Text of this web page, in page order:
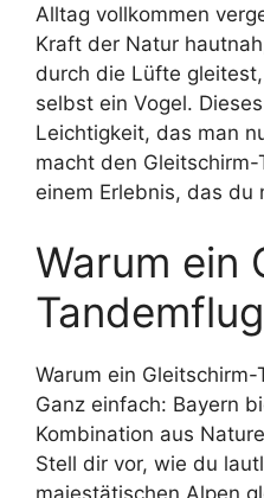
Alltag vollkommen
Kraft der Natur
durch die Lüfte
selbst ein Vogel.
Leichtigkeit, das man
macht den
einem Erlebnis, das du
Warum ein
Warum ein
Ganz einfach: Bayern
Kombination aus
Stell dir vor, wie du
majestätischen Alpen